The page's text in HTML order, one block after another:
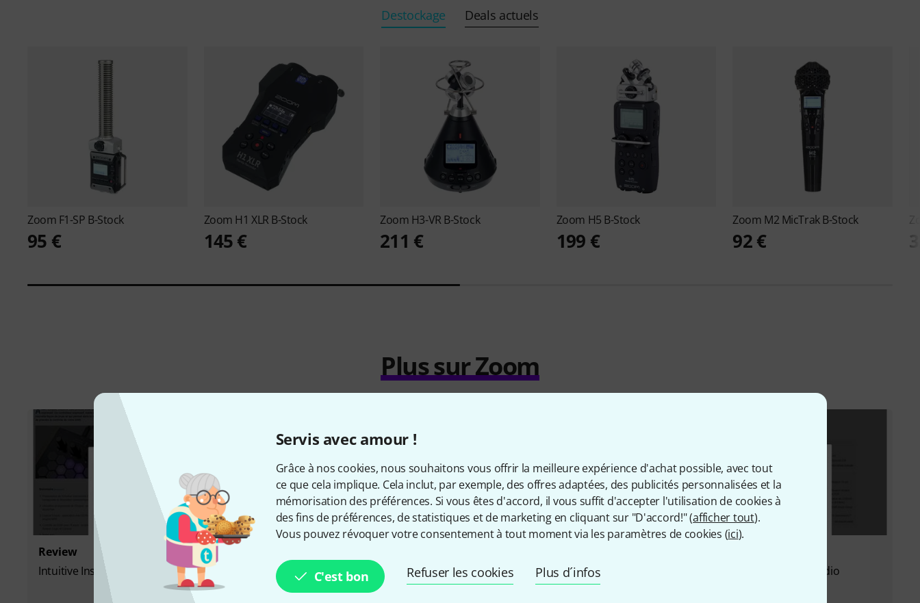
Servis avec amour !
Grâce à nos cookies, nous souhaitons vous offrir la meilleure expérience d'achat possible, avec tout
ce que cela implique. Cela inclut, par exemple, des offres adaptées, des publicités personnalisées et la
mémorisation des préférences. Si vous êtes d'accord, il vous suffit d'accepter l'utilisation de cookies à
des fins de préférences, de statistiques et de marketing en cliquant sur "D'accord!" (afficher tout).
Vous pouvez révoquer votre consentement à tout moment via les paramètres de cookies (ici).
C'est bon Refuser les cookies Plus d´infos
Destockage Deals actuels
Zoom F1-SP B-Stock
95 €
Zoom H1 XLR B-Stock
145 €
Zoom H3-VR B-Stock
211 €
Zoom H5 B-Stock
199 €
Zoom M2 MicTrak B-Stock
92 €
Plus sur Zoom
Review
Intuitive Instruments Exquis
The T.bone RB500
SPL Phonitor 3 DAC
Bitwig Bitwig Studio 6 Studio